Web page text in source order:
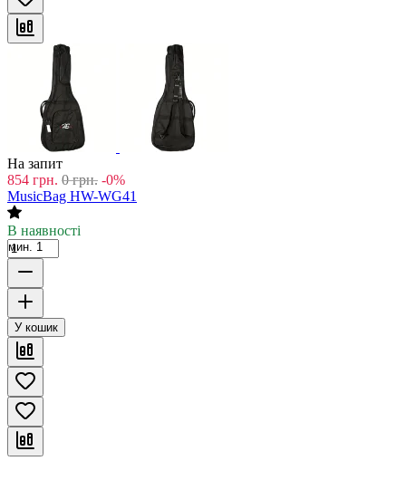
На запит
854 грн. 0 грн. -0%
MusicBag HW-WG41
В наявності
мин. 1
У кошик